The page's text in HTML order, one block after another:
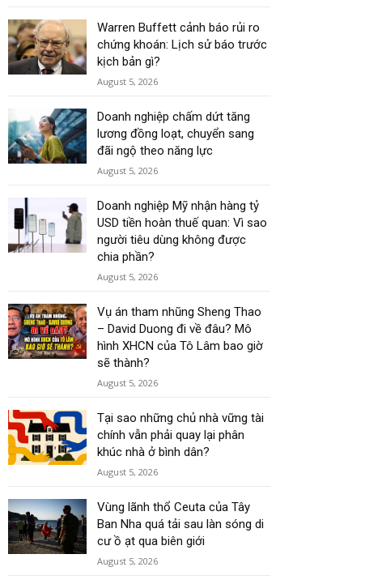
Warren Buffett cảnh báo rủi ro
chứng khoán: Lịch sử báo trước
kịch bản gì?
August 5, 2026
Doanh nghiệp chấm dứt tăng
lương đồng loạt, chuyển sang
đãi ngộ theo năng lực
August 5, 2026
Doanh nghiệp Mỹ nhận hàng tỷ
USD tiền hoàn thuế quan: Vì sao
người tiêu dùng không được
chia phần?
August 5, 2026
Vụ án tham nhũng Sheng Thao
– David Duong đi về đâu? Mô
hình XHCN của Tô Lâm bao giờ
sẽ thành?
August 5, 2026
Tại sao những chủ nhà vững tài
chính vẫn phải quay lại phân
khúc nhà ở bình dân?
August 5, 2026
Vùng lãnh thổ Ceuta của Tây
Ban Nha quá tải sau làn sóng di
cư ồ ạt qua biên giới
August 5, 2026